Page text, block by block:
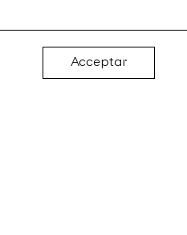
Acceptar